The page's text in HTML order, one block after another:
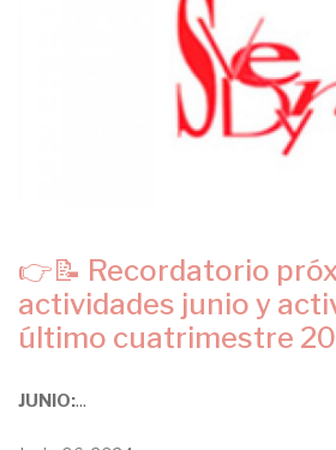
👉📝 Recordatorio
actividades junio y
último cuatrimestre
JUNIO:...